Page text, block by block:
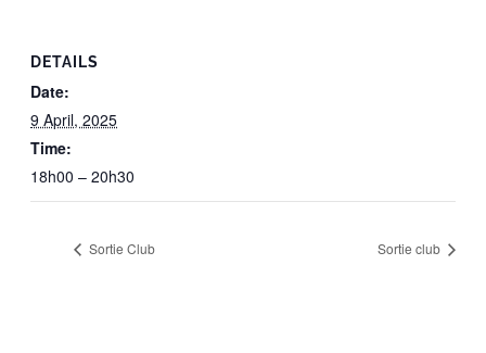
DETAILS
Date:
9 April, 2025
Time:
18h00 – 20h30
Sortie Club Sortie club